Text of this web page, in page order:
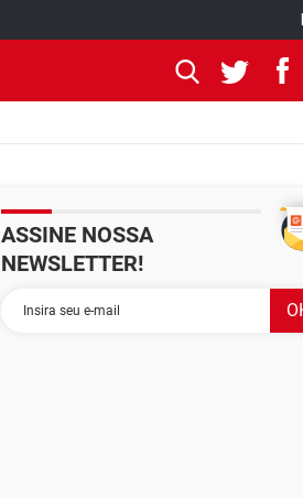
ASSINE NOSSA
NEWSLETTER!